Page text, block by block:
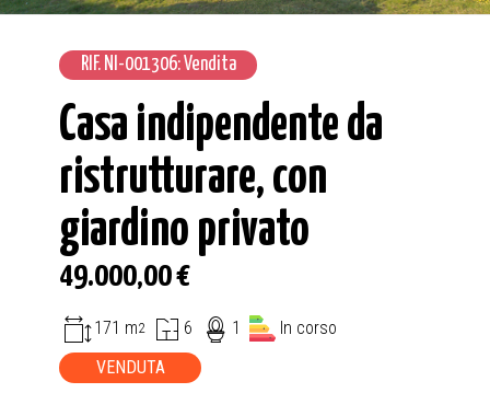
RIF. NI-001306: Vendita
Casa indipendente da
ristrutturare, con
giardino privato
49.000,00 €
171 m2 6 1
In corso
VENDUTA